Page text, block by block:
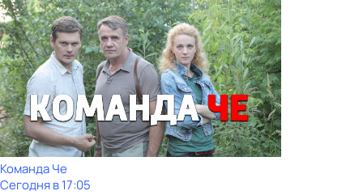
Команда Че
Сегодня в 17:05